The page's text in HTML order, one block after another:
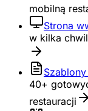
mobilną
Strona
w kilka
40+
restauracji